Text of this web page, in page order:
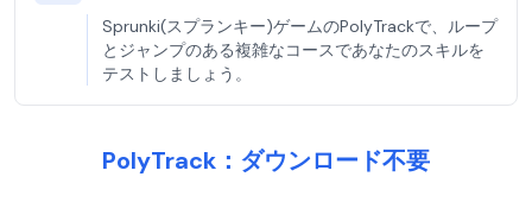
Sprunki(スプランキー)ゲームのPolyTrackで、ループ
とジャンプのある複雑なコースであなたのスキルを
テストしましょう。
PolyTrack：ダウンロード不要